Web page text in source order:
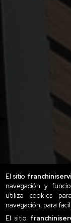
El sitio
navegación y
utiliza cookies
navegación, para
El sitio